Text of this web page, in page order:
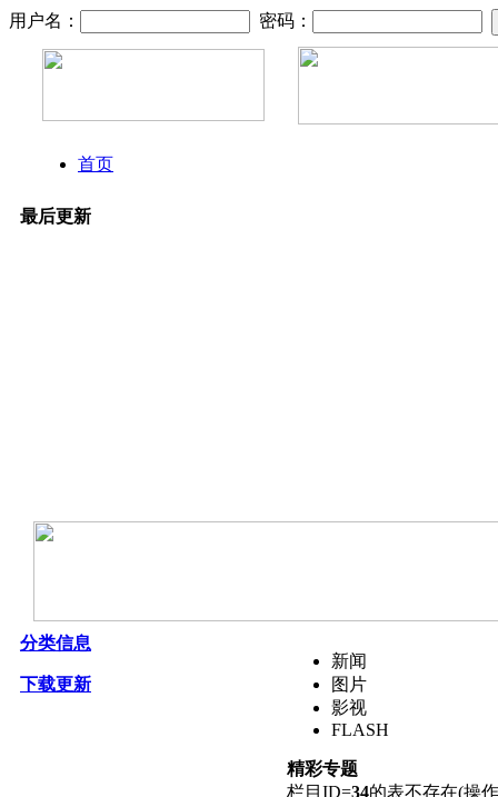
用户名： 密码：
首页
最后更新
分类信息
下载更新
新闻
图片
影视
FLASH
精彩专题
栏目ID=34的表不存在(操